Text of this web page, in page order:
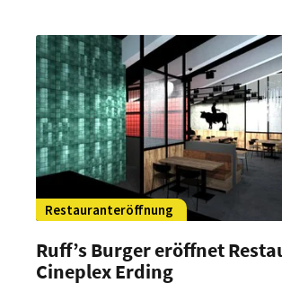
Restauranteröffnung
Ruff’s Burger eröffnet
Cineplex Erding